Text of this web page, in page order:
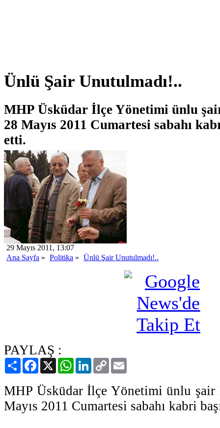
Ünlü Şair Unutulmadı!..
MHP Üsküdar İlçe Yönetimi ünlu
28 Mayıs 2011 Cumartesi sabahı
etti.
29 Mayıs 2011, 13:07
Ana Sayfa » Politika » Ünlü Şair Unutulmadı!..
PAYLAŞ :
PaylaşFacebook
X WhatsAppLinkedIn
Copy
Link
MHP Üsküdar İlçe Yönetimi ünlu
Mayıs 2011 Cumartesi sabahı kabri